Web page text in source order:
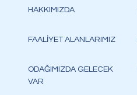
HAKKIMIZDA
FAALİYET ALANLARIMIZ
ODAĞIMIZDA GELECEK
VAR